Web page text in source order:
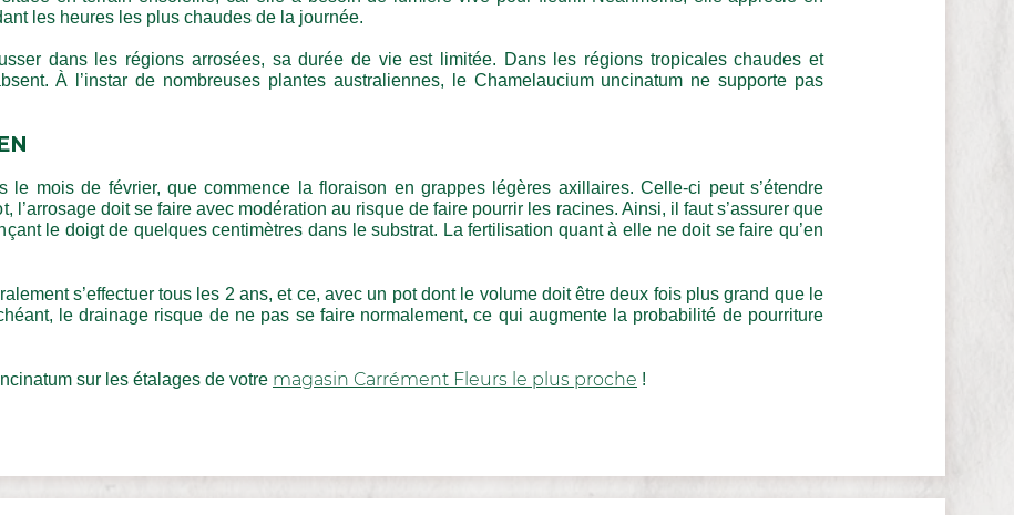
les heures les plus chaudes de la journée.
dans les régions arrosées, sa durée de vie est limitée. Dans les régions tropicales chaudes et
À l’instar de nombreuses plantes australiennes, le Chamelaucium uncinatum ne supporte pas
le mois de février, que commence la floraison en grappes légères axillaires. Celle-ci peut s’étendre
l’arrosage doit se faire avec modération au risque de faire pourrir les racines. Ainsi, il faut s’assurer que
le doigt de quelques centimètres dans le substrat. La fertilisation quant à elle ne doit se faire qu’en
s’effectuer tous les 2 ans, et ce, avec un pot dont le volume doit être deux fois plus grand que le
le drainage risque de ne pas se faire normalement, ce qui augmente la probabilité de pourriture
sur les étalages de votre magasin Carrément Fleurs le plus proche !